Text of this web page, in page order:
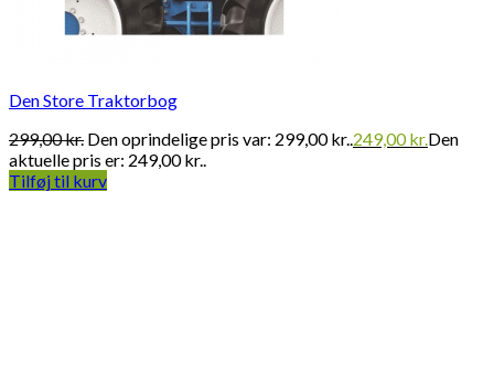
Den Store Traktorbog
299,00kr. Den oprindelige pris var: 299,00 kr..249,00kr.Den
aktuelle pris er: 249,00 kr..
Tilføj til kurv